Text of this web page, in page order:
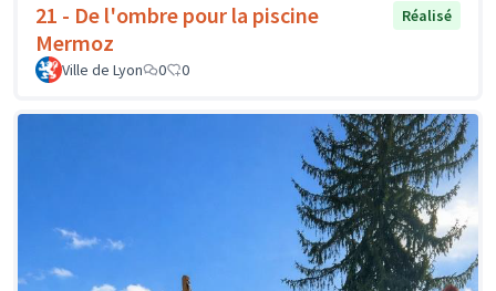
21 - De l'ombre pour la piscine
Mermoz
Réalisé
Ville de Lyon 0 0